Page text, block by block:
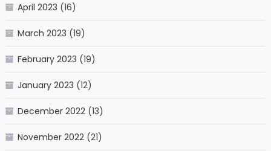
April 2023 (16)
March 2023 (19)
February 2023 (19)
January 2023 (12)
December 2022(13)
November 2022(21)